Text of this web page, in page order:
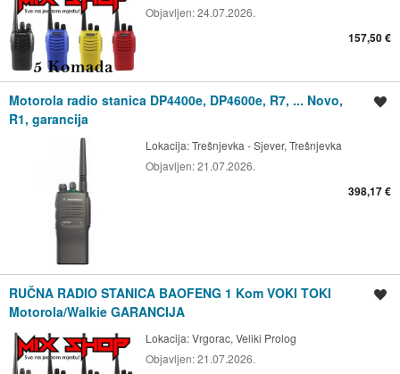
Objavljen:24.07.2026.
157,50 €
Motorola radio stanica DP4400e, DP4600e, R7, ... Novo,
R1, garancija
Lokacija:Trešnjevka - Sjever, Trešnjevka
Objavljen:21.07.2026.
398,17 €
RUČNA RADIO STANICA BAOFENG 1 Kom VOKI TOKI
Motorola/Walkie GARANCIJA
Lokacija:Vrgorac, Veliki Prolog
Objavljen:21.07.2026.